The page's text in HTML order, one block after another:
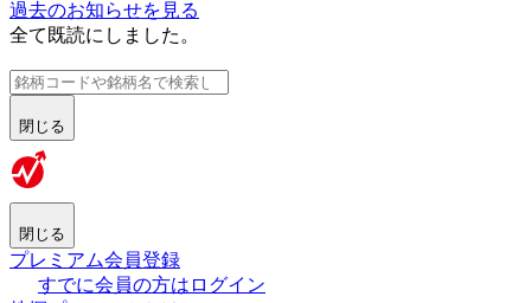
過去のお知らせを見る
全て既読にしました。
閉じる
閉じる
プレミアム会員登録
すでに会員の方はログイン